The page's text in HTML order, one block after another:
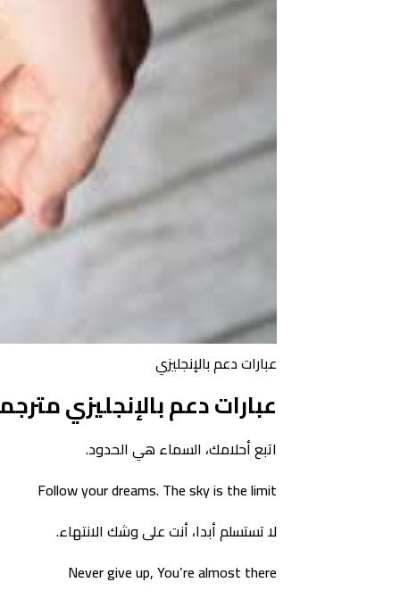
عبارات دعم بالإنجليزي
عبارات دعم بالإنجليزي
اتبع أحلامك، السماء هي الحدود.
Follow your dreams. The sky is the limit
لا تستسلم أبدا، أنت على وشك الانتهاء.
Never give up, You’re almost there